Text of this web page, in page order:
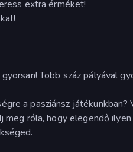
extra érméket!
Több száz pályával
a pasziánsz
meg róla, hogy elegendő